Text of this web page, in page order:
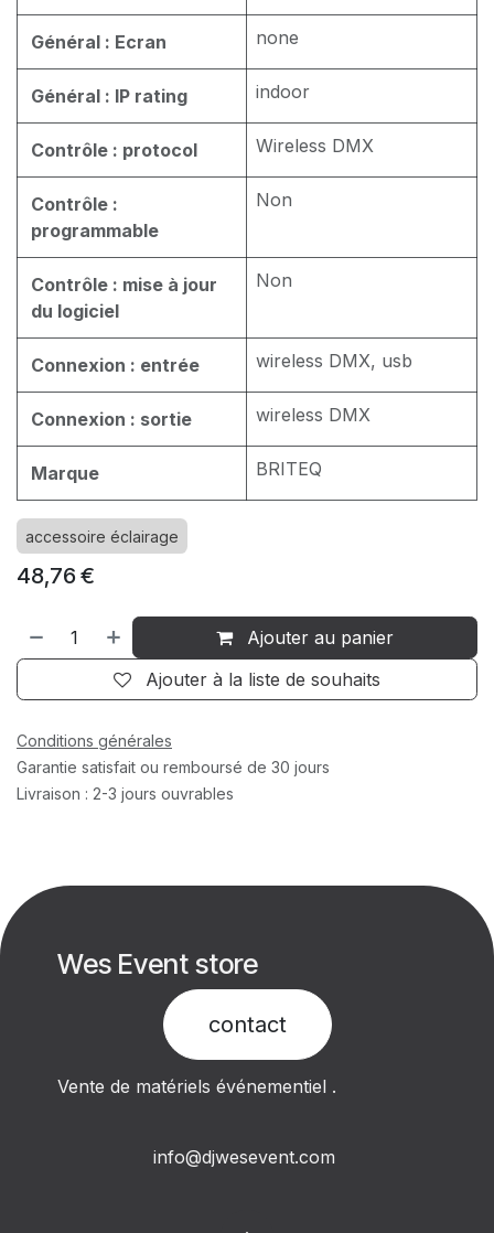
Général : Ecran none
Général : IP rating indoor
Contrôle : protocol Wireless DMX
Contrôle :
programmable
Non
Contrôle : mise à jour
du logiciel
Non
Connexion : entrée wireless DMX, usb
Connexion : sortie wireless DMX
Marque BRITEQ
accessoire éclairage
48,76 €
Ajouter au panier
Ajouter à la liste de souhaits
Conditions générales
Garantie satisfait ou remboursé de 30 jours
Livraison : 2-3 jours ouvrables
Wes Event store
contact​
Vente de matériels événementiel .
info@djwesevent.com